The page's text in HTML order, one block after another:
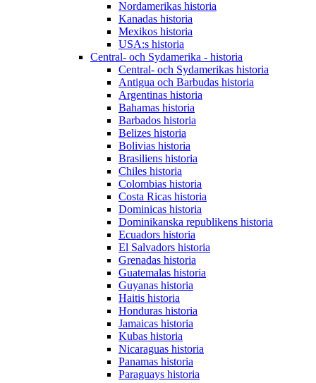
Nordamerikas historia
Kanadas historia
Mexikos historia
USA:s historia
Central- och Sydamerika - historia
Central- och Sydamerikas historia
Antigua och Barbudas historia
Argentinas historia
Bahamas historia
Barbados historia
Belizes historia
Bolivias historia
Brasiliens historia
Chiles historia
Colombias historia
Costa Ricas historia
Dominicas historia
Dominikanska republikens historia
Ecuadors historia
El Salvadors historia
Grenadas historia
Guatemalas historia
Guyanas historia
Haitis historia
Honduras historia
Jamaicas historia
Kubas historia
Nicaraguas historia
Panamas historia
Paraguays historia